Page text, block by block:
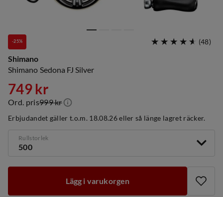
-25% (48)
Shimano
Shimano Sedona FJ Silver
discounted
price
749 kr
original
price
Ord. pris999 kr
Erbjudandet gäller t.o.m. 18.08.26 eller så länge lagret räcker.
Rullstorlek
500
Lägg i varukorgen